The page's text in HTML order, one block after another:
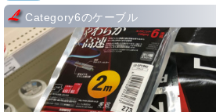
Category6のケーブル